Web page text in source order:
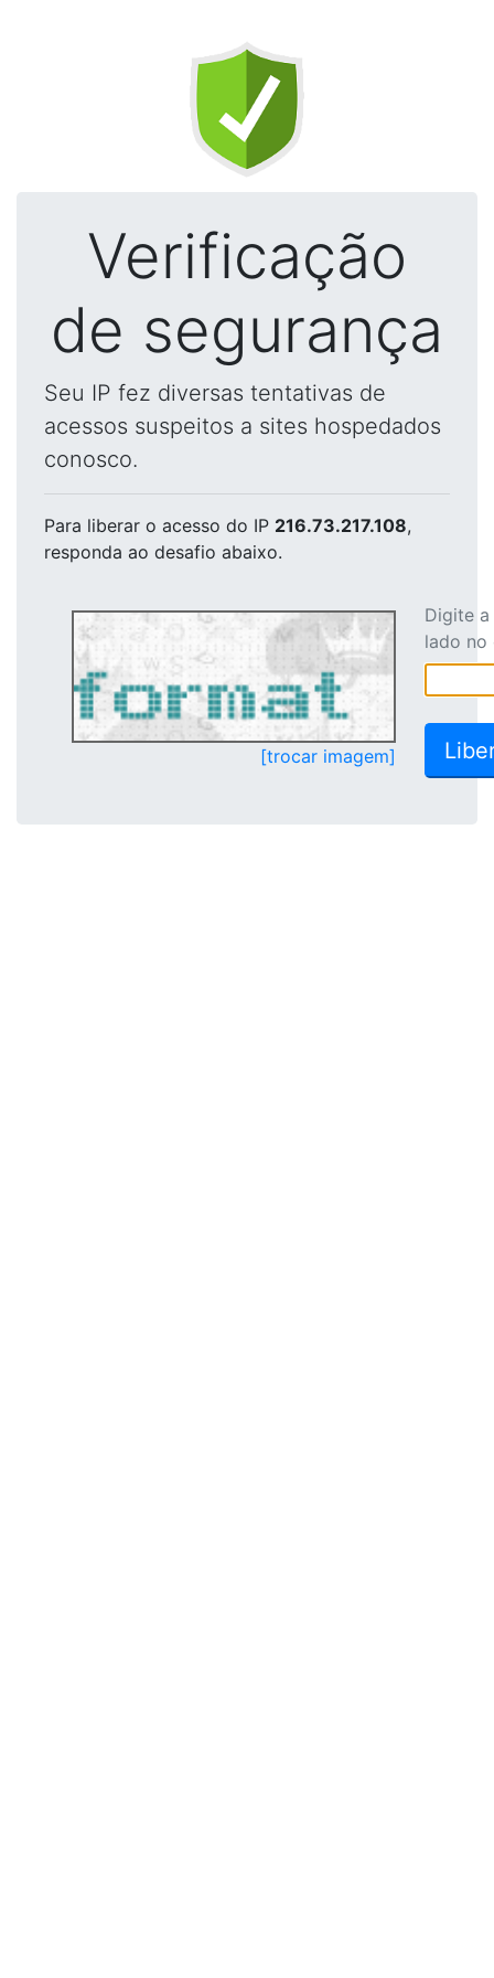
Verificação
de segurança
Seu IP fez diversas tentativas de
acessos suspeitos a sites hospedados
conosco.
Para liberar o acesso do IP 216.73.217.108,
responda ao desafio abaixo.
[trocar imagem]
Digite
lado no